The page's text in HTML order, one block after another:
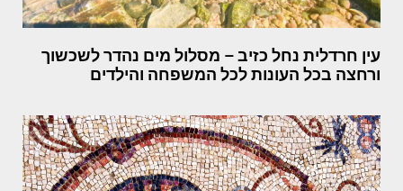
עין חרדלית נחל כזיב – מסלול מים נהדר לשכשוך
ורחצה בכל העונות לכל המשפחה והילדים